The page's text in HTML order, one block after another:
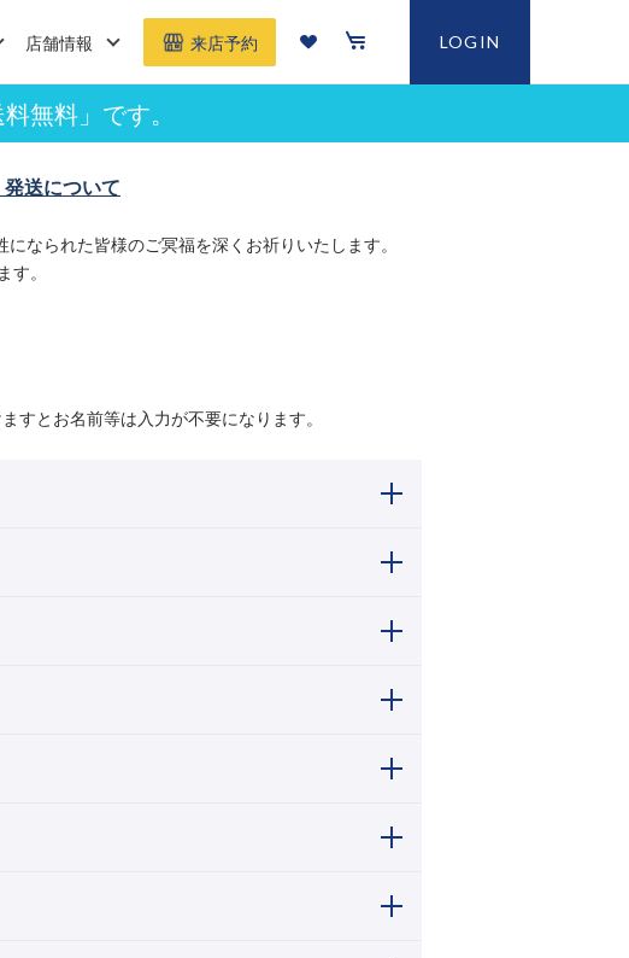
店舗情報 来店予約 LOGIN
無料」です。
送について
なられた皆様のご冥福を深くお祈りいたします。
。
すとお名前等は入力が不要になります。